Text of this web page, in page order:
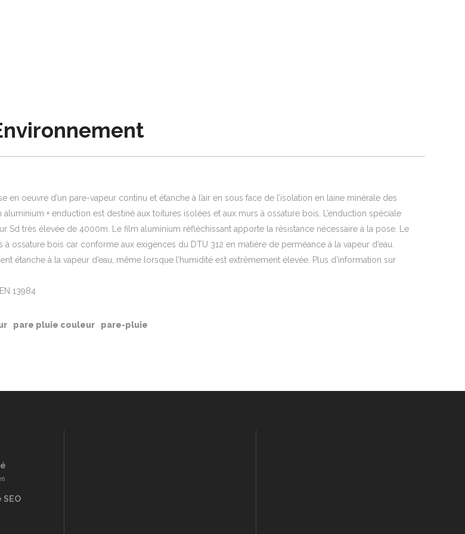
oeuvre d’un pare-vapeur continu et étanche à l’air en sous face de l’isolation en laine minérale des
+ enduction est destiné aux toitures isolées et aux murs à ossature bois. L’enduction spéciale
Sd très élevée de 4000m. Le film aluminium réfléchissant apporte la résistance nécessaire à la pose. Le
ossature bois car conforme aux exigences du DTU 312 en matière de perméance à la vapeur d’eau.
étanche à la vapeur d’eau, même lorsque l’humidité est extrêmement élevée. Plus d’information sur
13984
pare pluie couleur pare-pluie